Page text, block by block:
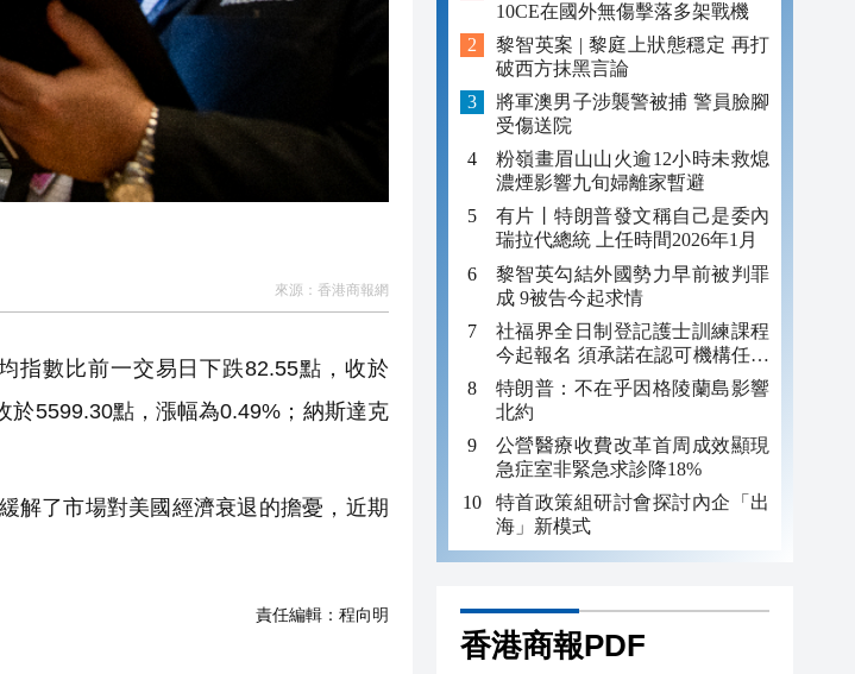
篇章
自主選擇合作夥伴
來源： 香港商報網
指數比前一交易日下跌82.55點，收於
於5599.30點，漲幅為0.49%；納斯達克
解了市場對美國經濟衰退的擔憂，近期
責任編輯： 程向明
10CE在國外無傷擊落多架戰機
黎智英案 | 黎庭上狀態穩定 再打
破西方抹黑言論
將軍澳男子涉襲警被捕 警員臉腳
受傷送院
粉嶺畫眉山山火逾12小時未救熄
濃煙影響九旬婦離家暫避
有片丨特朗普發文稱自己是委內
瑞拉代總統 上任時間2026年1月
黎智英勾結外國勢力早前被判罪
成 9被告今起求情
社福界全日制登記護士訓練課程
今起報名 須承諾在認可機構任職
至少三年
特朗普：不在乎因格陵蘭島影響
北約
公營醫療收費改革首周成效顯現
急症室非緊急求診降18%
特首政策組研討會探討內企「出
海」新模式
香港商報PDF